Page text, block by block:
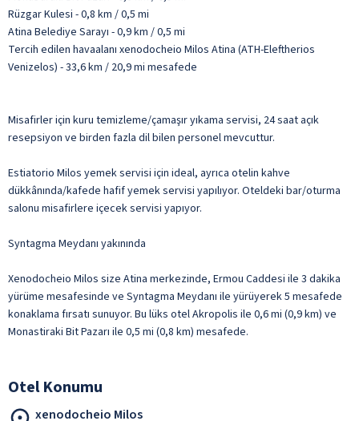
Rüzgar Kulesi - 0,8 km / 0,5 mi
Atina Belediye Sarayı - 0,9 km / 0,5 mi
Tercih edilen havaalanı xenodocheio Milos Atina (ATH-Eleftherios
Venizelos) - 33,6 km / 20,9 mi mesafede
Misafirler için kuru temizleme/çamaşır yıkama servisi, 24 saat açık
resepsiyon ve birden fazla dil bilen personel mevcuttur.
Estiatorio Milos yemek servisi için ideal, ayrıca otelin kahve
dükkânında/kafede hafif yemek servisi yapılıyor. Oteldeki bar/oturma
salonu misafirlere içecek servisi yapıyor.
Syntagma Meydanı yakınında
Xenodocheio Milos size Atina merkezinde, Ermou Caddesi ile 3 dakika
yürüme mesafesinde ve Syntagma Meydanı ile yürüyerek 5 mesafede
konaklama fırsatı sunuyor. Bu lüks otel Akropolis ile 0,6 mi (0,9 km) ve
Monastiraki Bit Pazarı ile 0,5 mi (0,8 km) mesafede.
Otel Konumu
xenodocheio Milos